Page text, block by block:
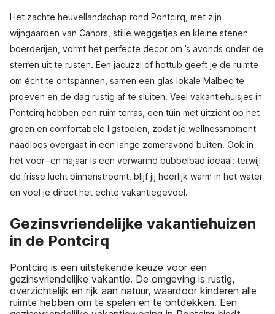
Het zachte heuvellandschap rond Pontcirq, met zijn
wijngaarden van Cahors, stille weggetjes en kleine stenen
boerderijen, vormt het perfecte decor om ’s avonds onder de
sterren uit te rusten. Een jacuzzi of hottub geeft je de ruimte
om écht te ontspannen, samen een glas lokale Malbec te
proeven en de dag rustig af te sluiten. Veel vakantiehuisjes in
Pontcirq hebben een ruim terras, een tuin met uitzicht op het
groen en comfortabele ligstoelen, zodat je wellnessmoment
naadloos overgaat in een lange zomeravond buiten. Ook in
het voor- en najaar is een verwarmd bubbelbad ideaal: terwijl
de frisse lucht binnenstroomt, blijf jij heerlijk warm in het water
en voel je direct het echte vakantiegevoel.
Gezinsvriendelijke vakantiehuizen
in de Pontcirq
Pontcirq is een uitstekende keuze voor een
gezinsvriendelijke vakantie. De omgeving is rustig,
overzichtelijk en rijk aan natuur, waardoor kinderen alle
ruimte hebben om te spelen en te ontdekken. Een